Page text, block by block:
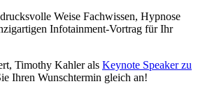
Weise Fachwissen, Hypnose
Infotainment-Vortrag für Ihr
Timothy Kahler als Keynote Speaker zu
Ihren Wunschtermin gleich an!